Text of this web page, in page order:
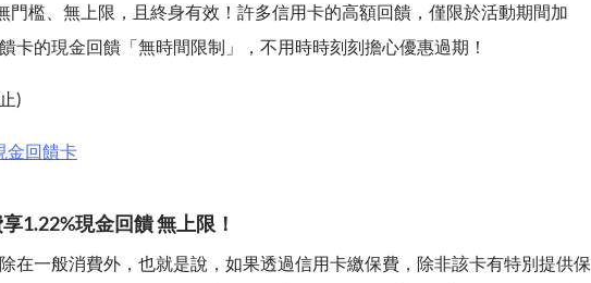
門檻、無上限，且終身有效！許多信用卡的高額回饋，僅限於活動期間加
卡的現金回饋「無時間限制」，不用時時刻刻擔心優惠過期！
)
金回饋卡
1.22%現金回饋 無上限！
除在一般消費外，也就是說，如果透過信用卡繳保費，除非該卡有特別提供保